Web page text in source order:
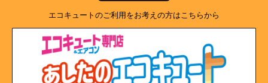
エコキュートのご利用をお考えの方はこちらから